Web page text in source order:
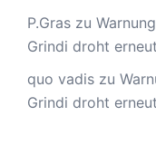
P.Gras zu
Grindi droht
quo vadis zu
Grindi droht